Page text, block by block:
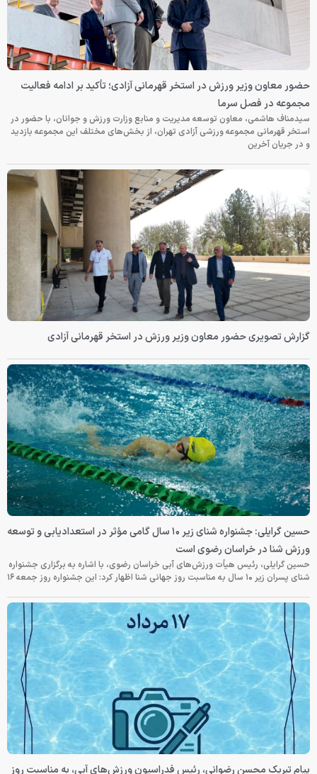
حضور معاون وزیر ورزش در استخر قهرمانی آزادی؛ تأکید بر ادامه فعالیت
مجموعه در فصل سرما
سیدمناف هاشمی، معاون توسعه مدیریت و منابع وزارت ورزش و جوانان، با حضور در
استخر قهرمانی مجموعه ورزشی آزادی تهران، از بخش‌های مختلف این مجموعه بازدید
و در جریان آخرین
گزارش تصویری حضور معاون وزیر ورزش در استخر قهرمانی آزادی
حسین گرایلی: جشنواره شنای زیر ۱۰ سال گامی مؤثر در استعدادیابی و توسعه
ورزش شنا در خراسان رضوی است
حسین گرایلی، رئیس هیأت ورزش‌های آبی خراسان رضوی، با اشاره به برگزاری جشنواره
شنای پسران زیر ۱۰ سال به مناسبت روز جهانی شنا اظهار کرد: این جشنواره روز جمعه‌ ۱۶
پیام تبریک محسن رضوانی، رئیس فدراسیون ورزش‌های آبی، به مناسبت روز